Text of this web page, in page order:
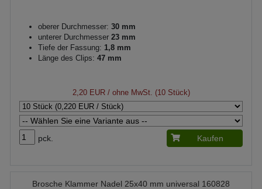
oberer Durchmesser: 30 mm
unterer Durchmesser 23 mm
Tiefe der Fassung: 1,8 mm
Länge des Clips: 47 mm
2,20 EUR/ ohne MwSt. (10 Stück)
pck. Kaufen
Brosche Klammer Nadel 25x40 mm universal 160828